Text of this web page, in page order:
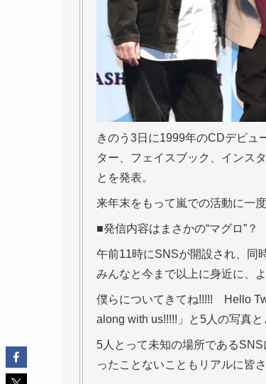
きのう3日に1999年のCDデビュ
ター、フェイスブック、インス
とを発表。
来年末をもって嵐での活動に一
■発信内容はまさかの“マグロ”
午前11時にSNSが開設され、同
みんなと今まで以上に身近に、
僕らについてきてね!!!!! Hello
along with us!!!!!」と5人の写真
5人とって未知の場所である
ったことないこともリアルに皆